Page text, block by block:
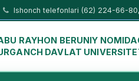
Ishonch telefonlari (62) 224-66-
RAYHON BERUNIY
DAVLAT